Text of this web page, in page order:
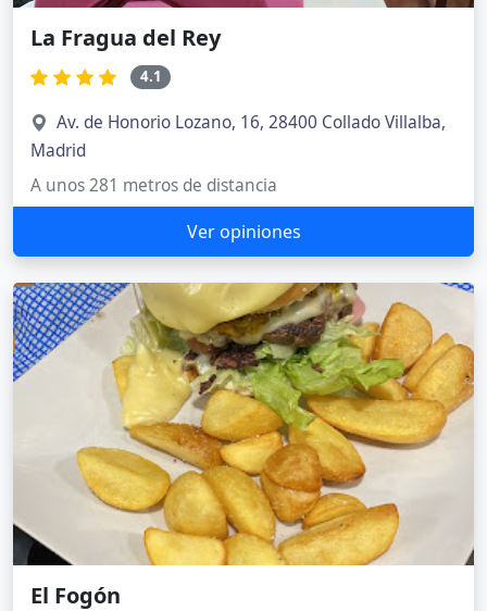
La Fragua del Rey
4.1
Av. de Honorio Lozano, 16, 28400 Collado Villalba,
Madrid
A unos 281 metros de distancia
Ver opiniones
El Fogón